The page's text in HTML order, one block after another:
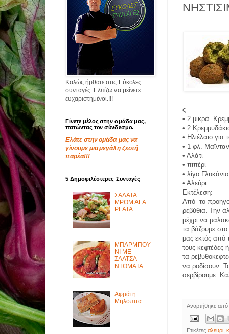
ς
• 2 μικρά
• 2
• Ηλιέλαιο για
• 1 φλ.
• Αλάτι
• πιπέρι
• λίγο
• Αλεύρι
Εκτέλεση:
Από το
ρεβύθια. Την
μέχρι να
τα βάζουμε
μας εκτός από
τους
τα
να ροδίσουν.
σερβίρουμε.
Αναρτήθηκε
Ετικέτεςαλευρι ,
Καλώς ήρθατε στις Εύκολες
συνταγές. Ελπίζω να μείνετε
ευχαριστημένοι.!!!
Γίνετε μέλος στην ομάδα μας,
πατώντας τον σύνδεσμο.
Ελάτε στην ομάδα μας να
γίνουμε μια μεγάλη ζεστή
παρέα!!!
5 Δημοφιλέστερες Συνταγές
ΣΑΛΑΤΑ
MPOM ALA
PLATA
ΜΠΑΡΜΠΟΥ
ΝΙ ΜΕ
ΣΑΛΤΣΑ
ΝΤΟΜΑΤΑ
Αφράτη
Μηλοπιτα